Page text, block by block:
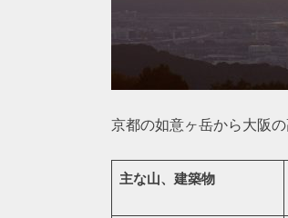
京都の如意ヶ岳から大阪
主な山、建築物